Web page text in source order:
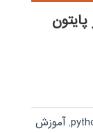
,آموزش